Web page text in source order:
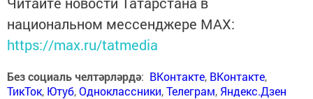
национальном мессенджере MАХ:
https://max.ru/tatmedia
Без социаль челтәрләрдә: ВКонтакте, ВКонтакте,
ТикТок, Ютуб,Одноклассники,Телеграм, Яндекс.Дзен